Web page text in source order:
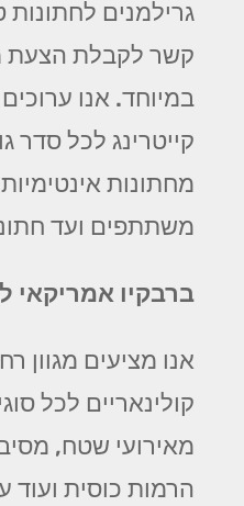
גרילמנים לחתונות
קשר לקבלת
במיוחד. אנו
קייטרינג לכל סדר
מחתונות
משתתפים ועד
ברבקיו אמריקאי
אנו מציעים מגוון
קולינאריים לכל
מאירועי שטח,
הרמות כוסית